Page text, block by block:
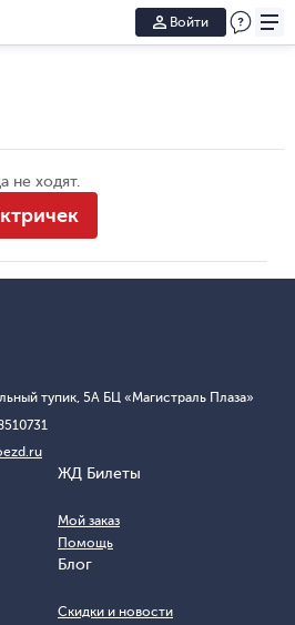
Войти
не ходят.
тупик, 5А БЦ «Магистраль Плаза»
ЖД Билеты
Мой заказ
Помощь
Блог
Скидки и новости